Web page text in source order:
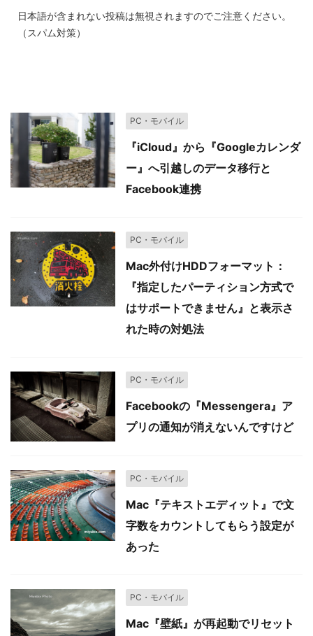
日本語が含まれない投稿は無視されますのでご注意ください。
（スパム対策）
PC・モバイル
『iCloud』から『Googleカレンダ
ー』へ引越しのデータ移行と
Facebook連携
PC・モバイル
Mac外付けHDDフォーマット：
『指定したパーティション方式で
はサポートできません』と表示さ
れた時の対処法
PC・モバイル
Facebookの『Messengera』ア
プリの通知が消えないんですけど
PC・モバイル
Mac『テキストエディット』で文
字数をカウントしてもらう設定が
あった
PC・モバイル
Mac『壁紙』が再起動でリセット